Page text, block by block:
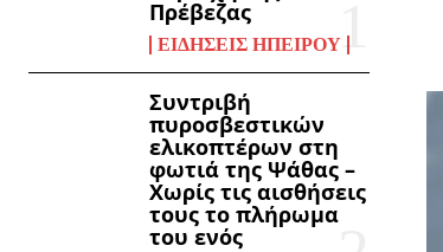
Πρέβεζας
ΕΙΔΉΣΕΙΣ ΗΠΕΊΡΟΥ
Συντριβή
πυροσβεστικών
ελικοπτέρων στη
φωτιά της Ψάθας –
Χωρίς τις αισθήσεις
τους το πλήρωμα
του ενός